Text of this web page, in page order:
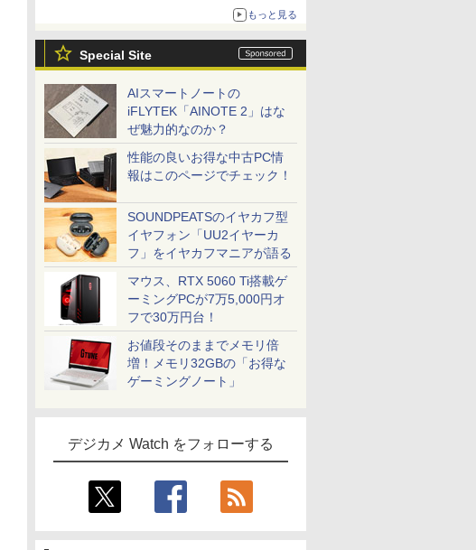
もっと見る
Special Site
AIスマートノートの
iFLYTEK「AINOTE 2」はな
ぜ魅力的なのか？
性能の良いお得な中古PC情
報はこのページでチェック！
SOUNDPEATSのイヤカフ型
イヤフォン「UU2イヤーカ
フ」をイヤカフマニアが語る
マウス、RTX 5060 Ti搭載ゲ
ーミングPCが7万5,000円オ
フで30万円台！
お値段そのままでメモリ倍
増！メモリ32GBの「お得な
ゲーミングノート」
デジカメ Watch をフォローする